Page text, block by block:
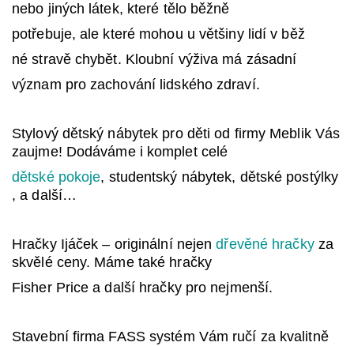
nebo jiných látek, které tělo běžně
potřebuje, ale které mohou u většiny lidí v běž
né stravě chybět. Kloubní výživa má zásadní
význam pro zachování lidského zdraví.
Stylový dětský nábytek pro děti od firmy Meblik Vás
zaujme! Dodáváme i komplet celé
dětské pokoje, studentský nábytek, dětské postýlky
, a další…
Hračky Ijáček – originální nejendřevěné hračkyza
skvělé ceny. Máme také hračky
Fisher Price a další hračky pro nejmenší.
Stavební firma FASS systém Vám ručí za kvalitně